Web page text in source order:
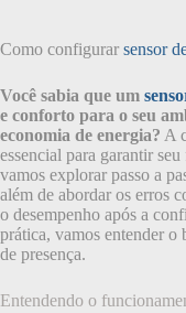
Como configurar sensor
Você sabia que um
e conforto para o seu
economia de energia? A
essencial para garantir
vamos explorar passo a
além de abordar os erros
o desempenho após a
prática, vamos entender o
de presença.
Entendendo o